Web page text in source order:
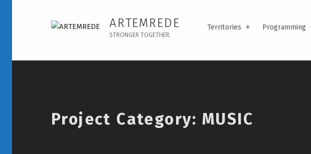
Música - ARTEMREDE
ARTEMREDE
STRONGER TOGETHER.
Territories Programming
Introduction
Project Category:MUSIC